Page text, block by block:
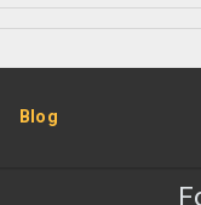
Blog